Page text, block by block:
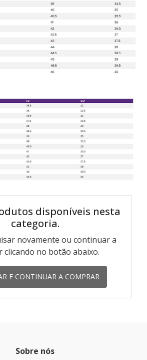
disponíveis nesta
categoria.
novamente ou continuar a
clicando no botão abaixo.
E CONTINUAR A COMPRAR
Sobre nós